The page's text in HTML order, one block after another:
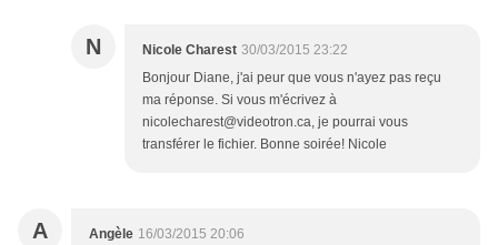
N Nicole Charest 30/03/2015 23:22
Bonjour Diane, j'ai peur que vous n'ayez pas reçu
ma réponse. Si vous m'écrivez à
nicolecharest@videotron.ca, je pourrai vous
transférer le fichier. Bonne soirée! Nicole
A Angèle 16/03/2015 20:06